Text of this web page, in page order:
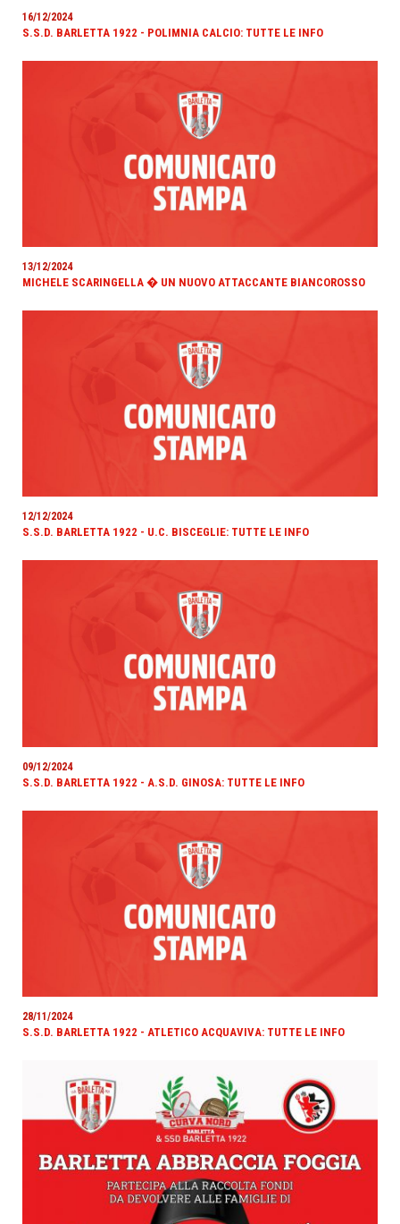
16/12/2024
S.S.D. BARLETTA 1922 - POLIMNIA CALCIO: TUTTE LE INFO
13/12/2024
MICHELE SCARINGELLA � UN NUOVO ATTACCANTE BIANCOROSSO
12/12/2024
S.S.D. BARLETTA 1922 - U.C. BISCEGLIE: TUTTE LE INFO
09/12/2024
S.S.D. BARLETTA 1922 - A.S.D. GINOSA: TUTTE LE INFO
28/11/2024
S.S.D. BARLETTA 1922 - ATLETICO ACQUAVIVA: TUTTE LE INFO